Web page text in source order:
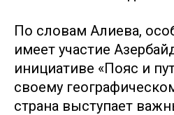
По словам Алиева,
имеет участие
инициативе «Пояс и
своему
страна выступает